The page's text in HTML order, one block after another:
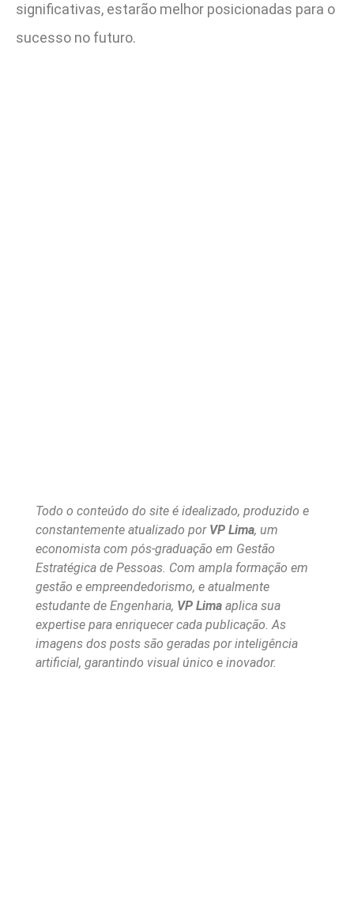
significativas, estarão melhor posicionadas para o
sucesso no futuro.
Todo o conteúdo do site é idealizado, produzido e
constantemente atualizado por VP Lima, um
economista com pós-graduação em Gestão
Estratégica de Pessoas. Com ampla formação em
gestão e empreendedorismo, e atualmente
estudante de Engenharia, VP Lima aplica sua
expertise para enriquecer cada publicação. As
imagens dos posts são geradas por inteligência
artificial, garantindo visual único e inovador.